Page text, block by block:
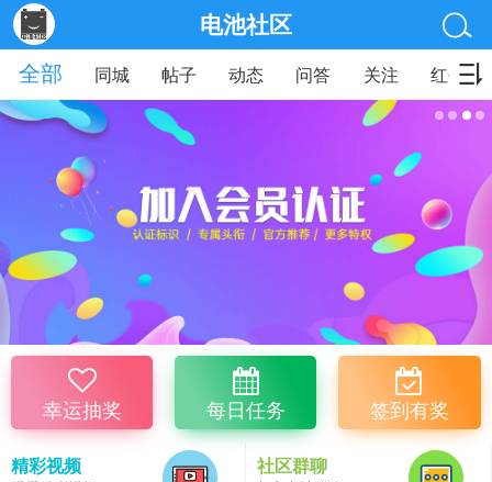
电池社区
全部
同城 帖子 动态 问答 关注 红包
幸运抽奖 每日任务 签到有奖
精彩视频 社区群聊